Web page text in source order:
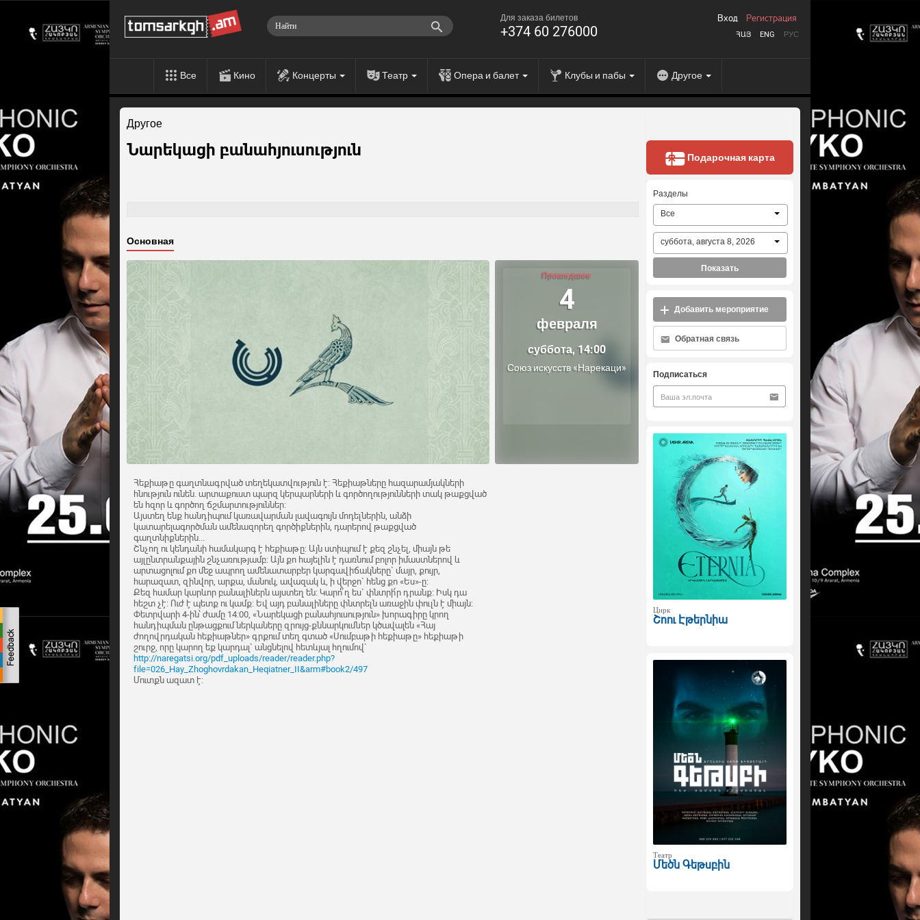
Для заказа билетов
+374 60 276000 ՀԱՅ ENG РУС
Вход Регистрация
Все Кино Концерты Театр Опера и балет Клубы и пабы Другое
Другое
Նարեկացի բանահյուսություն
Основная
Прошедшее
4
февраля
суббота, 14:00
Союз искусств «Нарекаци»
Հեքիաթը գաղտնագրված տեղեկատվություն է: Հեքիաթները հազարամյակների
հնություն ունեն. արտաքուստ պարզ կերպարների և գործողությունների տակ թաքցված
են հզոր և գործող ճշմարտություններ:
Այստեղ ենք հանդիպում կառավարման լավագույն մոդելներին, անձի
կատարելագործման ամենազորեղ գործիքներին, դարերով թաքցված
գաղտնիքներին...
Շնչող ու կենդանի համակարգ է հեքիաթը: Այն ստիպում է քեզ շնչել, միայն թե
այլընտրանքային շնչառությամբ: Այն քո հայելին է դառնում բոլոր իմաստներով և
արտացոլում քո մեջ ապրող ամենատարբեր կարգավիճակները` մայր, քույր,
հարազատ, զինվոր, արքա, մանուկ, ավազակ և, ի վերջո` հենց քո «Ես»-ը։
Քեզ համար կարևոր բանալիներն այստեղ են: Կարո՞ղ ես` փնտրի՛ր դրանք: Իսկ դա
հեշտ չէ: Ուժ է պետք ու կամք: Եվ այդ բանալիները փնտրելն առաջին փուլն է միայն:
Փետրվարի 4-ին՝ ժամը 14:00, «Նարեկացի բանահյուսություն» խորագիրը կրող
հանդիպման ընթացքում ներկաները զրույց-քննարկումներ կծավալեն «Հայ
ժողովրդական հեքիաթներ» գրքում տեղ գտած «Սումբաթի հեքիաթը» հեքիաթի
շուրջ, որը կարող եք կարդալ` անցնելով հետևյալ հղումով`
http://naregatsi.org/pdf_uploads/reader/reader.php?
file=026_Hay_Zhoghovrdakan_Heqiatner_II&arm#book2/497
Մուտքն ազատ է:
Подарочная карта
Разделы
Все
суббота, августа 8, 2026
Показать
Добавить мероприятие
Обратная связь
Подписаться
Цирк
Շոու Էթերնիա
Театр
Մեծն Գեթսբին